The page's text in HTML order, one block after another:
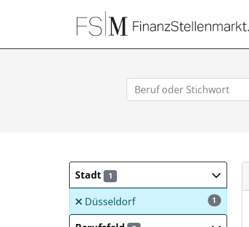
Stadt 1
1
Düsseldorf